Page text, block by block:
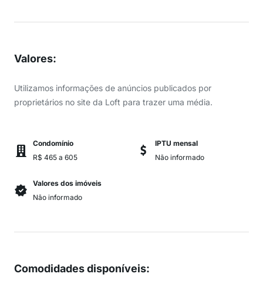
Valores:
Utilizamos informações de anúncios publicados por
proprietários no site da Loft para trazer uma média.
Condomínio
R$ 465 a 605
IPTU mensal
Não informado
Valores dos imóveis
Não informado
Comodidades disponíveis: